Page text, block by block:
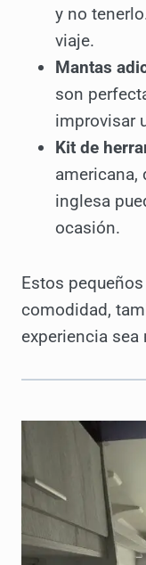
y no
viaje.
Mantas
son
improvisar
Kit de
americana,
inglesa
ocasión.
Estos
comodidad,
experiencia